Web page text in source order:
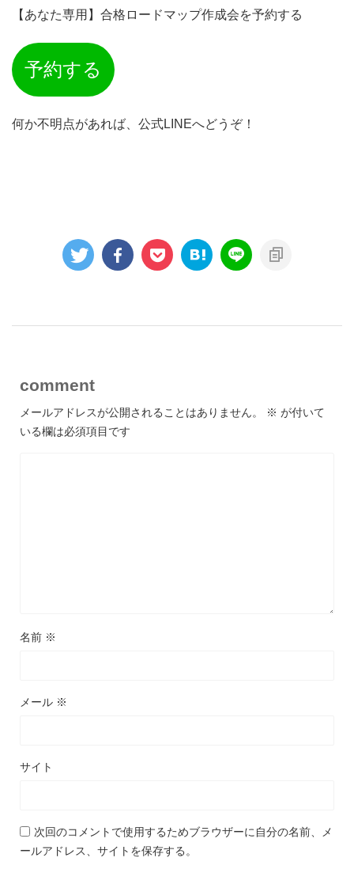
【あなた専用】合格ロードマップ作成会を予約する
予約する
何か不明点があれば、公式LINEへどうぞ！
comment
メールアドレスが公開されることはありません。 ※ が付いて
いる欄は必須項目です
名前 ※
メール ※
サイト
次回のコメントで使用するためブラウザーに自分の名前、メ
ールアドレス、サイトを保存する。